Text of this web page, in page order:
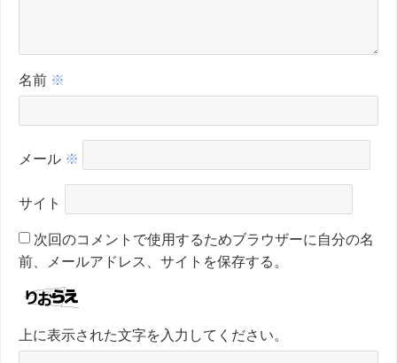
名前 ※
メール ※
サイト
次回のコメントで使用するためブラウザーに自分の名
前、メールアドレス、サイトを保存する。
上に表示された文字を入力してください。